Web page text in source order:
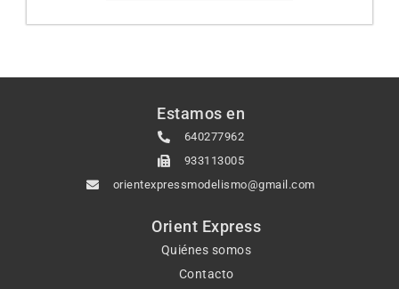
Estamos en
640277962
933113005
orientexpressmodelismo@gmail.com
Orient Express
Quiénes somos
Contacto